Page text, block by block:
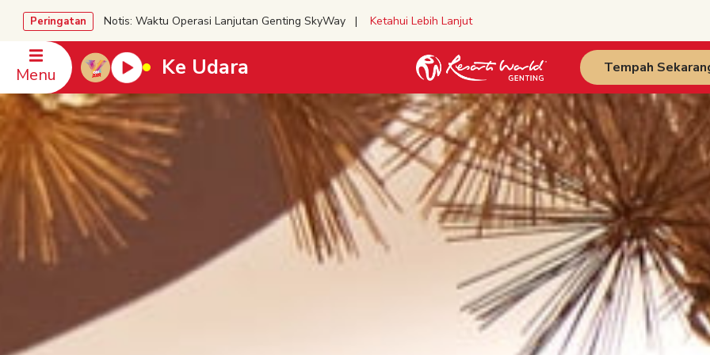
Peringatan Notis: Waktu Operasi Lanjutan Genting SkyWay | Ketahui Lebih Lanjut
Menu Ke Udara Tempah